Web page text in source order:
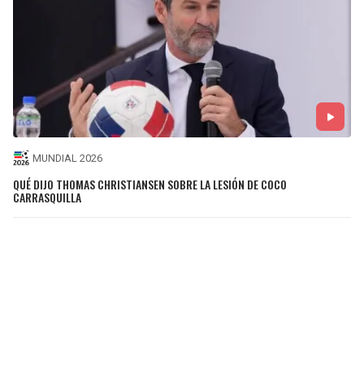
MUNDIAL 2026
QUÉ DIJO THOMAS CHRISTIANSEN SOBRE LA LESIÓN DE COCO
CARRASQUILLA